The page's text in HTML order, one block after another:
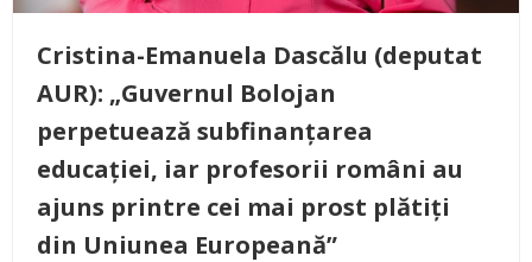
Cristina-Emanuela Dascălu (deputat
AUR): „Guvernul Bolojan
perpetuează subfinanțarea
educației, iar profesorii români au
ajuns printre cei mai prost plătiți
din Uniunea Europeană”